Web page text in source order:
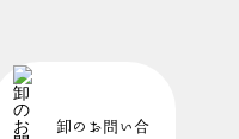
卸のお問い合